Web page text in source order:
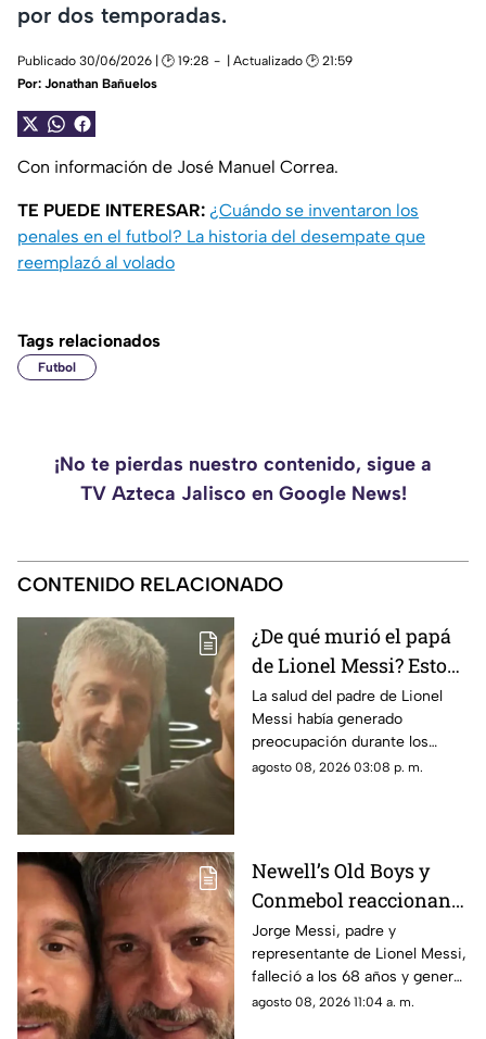
por dos temporadas.
Publicado 30/06/2026 | 🕑 19:28
| Actualizado 🕑 21:59
Por: Jonathan Bañuelos
Con información de José Manuel Correa.
TE PUEDE INTERESAR: ¿Cuándo se inventaron los
penales en el futbol? La historia del desempate que
reemplazó al volado
Tags relacionados
Futbol
¡No te pierdas nuestro contenido, sigue a
TV Azteca Jalisco en Google News!
CONTENIDO RELACIONADO
¿De qué murió el papá
de Lionel Messi? Esto
se sabe sobre su
fallecimiento
La salud del padre de Lionel
Messi había generado
preocupación durante los
últimos meses, especialmente
agosto 08, 2026 03:08 p. m.
Newell’s Old Boys y
Conmebol reaccionan
ante la muerte de Jorge
Messi, padre de Lionel
Jorge Messi, padre y
representante de Lionel Messi,
falleció a los 68 años y generó
reacciones de organismos y
agosto 08, 2026 11:04 a. m.